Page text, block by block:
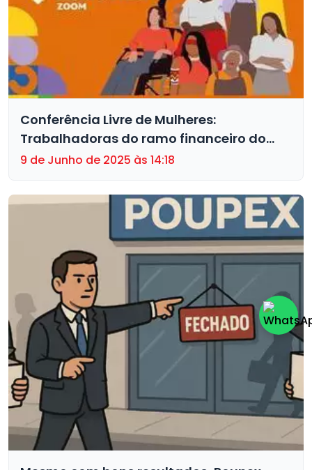
Conferência Livre de Mulheres:
Trabalhadoras do ramo financeiro do
Centro-Norte em busca de equidade
9 de Junho de 2025 às 14:18